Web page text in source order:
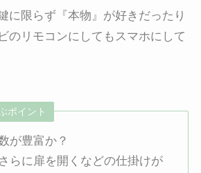
に限らず『本物』が好きだったり
のリモコンにしてもスマホにして
ポイント
が豊富か？
らに扉を開くなどの仕掛けが